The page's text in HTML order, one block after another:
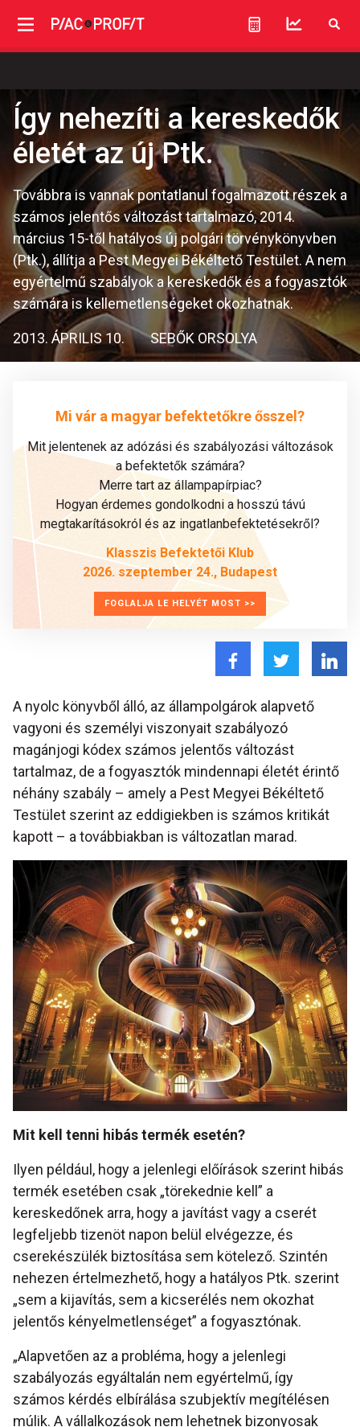
Így nehezíti a kereskedők
életét az új Ptk.
Továbbra is vannak pontatlanul fogalmazott részek a
számos jelentős változást tartalmazó, 2014.
március 15-től hatályos új polgári törvénykönyvben
(Ptk.), állítja a Pest Megyei Békéltető Testület. A nem
egyértelmű szabályok a kereskedők és a fogyasztók
számára is kellemetlenségeket okozhatnak.
2013. ÁPRILIS 10. SEBŐK ORSOLYA
Mi vár a magyar befektetőkre ősszel?
Mit jelentenek az adózási és szabályozási változások
a befektetők számára?
Merre tart az állampapírpiac?
Hogyan érdemes gondolkodni a hosszú távú
megtakarításokról és az ingatlanbefektetésekről?
Klasszis Befektetői Klub
2026. szeptember 24., Budapest
FOGLALJA LE HELYÉT MOST >>
A nyolc könyvből álló, az állampolgárok alapvető
vagyoni és személyi viszonyait szabályozó
magánjogi kódex számos jelentős változást
tartalmaz, de a fogyasztók mindennapi életét érintő
néhány szabály – amely a Pest Megyei Békéltető
Testület szerint az eddigiekben is számos kritikát
kapott – a továbbiakban is változatlan marad.
Mit kell tenni hibás termék esetén?
Ilyen például, hogy a jelenlegi előírások szerint hibás
termék esetében csak „törekednie kell” a
kereskedőnek arra, hogy a javítást vagy a cserét
legfeljebb tizenöt napon belül elvégezze, és
cserekészülék biztosítása sem kötelező. Szintén
nehezen értelmezhető, hogy a hatályos Ptk. szerint
„sem a kijavítás, sem a kicserélés nem okozhat
jelentős kényelmetlenséget” a fogyasztónak.
„Alapvetően az a probléma, hogy a jelenlegi
szabályozás egyáltalán nem egyértelmű, így
számos kérdés elbírálása szubjektív megítélésen
múlik. A vállalkozások nem lehetnek bizonyosak